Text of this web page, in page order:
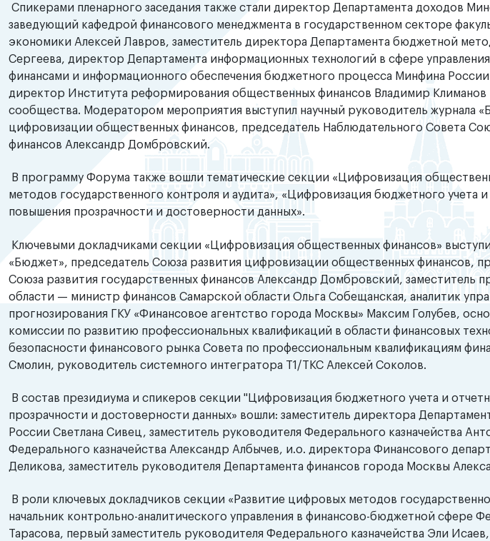
Спикерами пленарного заседания также стали директор Департамента доходов
заведующий кафедрой финансового менеджмента в государственном секторе
экономики Алексей Лавров, заместитель директора Департамента бюджетной
Сергеева, директор Департамента информационных технологий в сфере
финансами и информационного обеспечения бюджетного процесса Минфина
директор Института реформирования общественных финансов Владимир Климанов
сообщества. Модератором мероприятия выступил научный руководитель журнала
цифровизации общественных финансов, председатель Наблюдательного Совета
финансов Александр Домбровский.
В программу Форума также вошли тематические секции «Цифровизация
методов государственного контроля и аудита», «Цифровизация бюджетного учета
повышения прозрачности и достоверности данных».
Ключевыми докладчиками секции «Цифровизация общественных финансов»
«Бюджет», председатель Союза развития цифровизации общественных финансов,
Союза развития государственных финансов Александр Домбровский, заместитель
области — министр финансов Самарской области Ольга Собещанская, аналитик
прогнозирования ГКУ «Финансовое агентство города Москвы» Максим Голубев,
комиссии по развитию профессиональных квалификаций в области финансовых
безопасности финансового рынка Совета по профессиональным квалификациям
Смолин, руководитель системного интегратора Т1/ТКС Алексей Соколов.
В состав президиума и спикеров секции "Цифровизация бюджетного учета и
прозрачности и достоверности данных» вошли: заместитель директора
России Светлана Сивец, заместитель руководителя Федерального казначейства
Федерального казначейства Александр Албычев, и.о. директора Финансового
Деликова, заместитель руководителя Департамента финансов города Москвы
В роли ключевых докладчиков секции «Развитие цифровых методов
начальник контрольно-аналитического управления в финансово-бюджетной сфере
Тарасова, первый заместитель руководителя Федерального казначейства Эли